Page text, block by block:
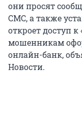
они просят
СМС, а также
откроет доступ к
мошенникам
онлайн-банк,
Новости.